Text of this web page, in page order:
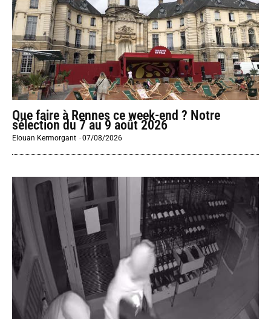
Que faire à Rennes ce week-end ? Notre
sélection du 7 au 9 août 2026
Elouan Kermorgant -07/08/2026